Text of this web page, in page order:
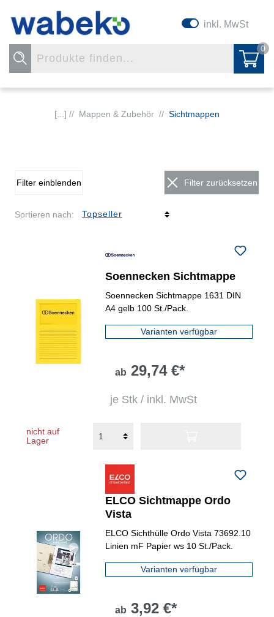
inkl. MwSt
0
[...] // Mappen & Zubehör // Sichtmappen
Filter einblenden Filter zurücksetzen
Sortieren nach:
Soennecken Sichtmappe
Soennecken Sichtmappe 1631 DIN
A4 gelb 100 St./Pack.
Varianten verfügbar
ab 29,74 €*
je Stk / inkl. MwSt
nicht auf
Lager
ELCO Sichtmappe Ordo
Vista
ELCO Sichthülle Ordo Vista 73692.10
Linien mF Papier ws 10 St./Pack.
Varianten verfügbar
ab 3,92 €*